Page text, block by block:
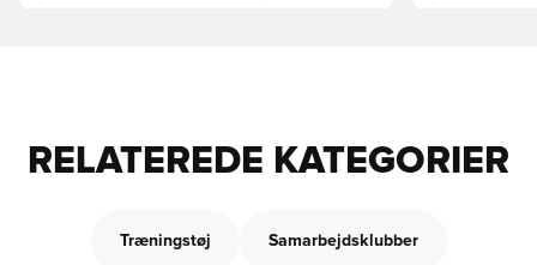
RELATEREDE KATEGORIER
Træningstøj Samarbejdsklubber